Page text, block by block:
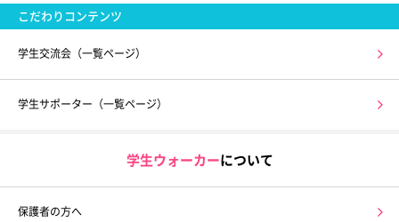
こだわりコンテンツ
学生交流会（一覧ページ）
学生サポーター（一覧ページ）
学生ウォーカーについて
保護者の方へ